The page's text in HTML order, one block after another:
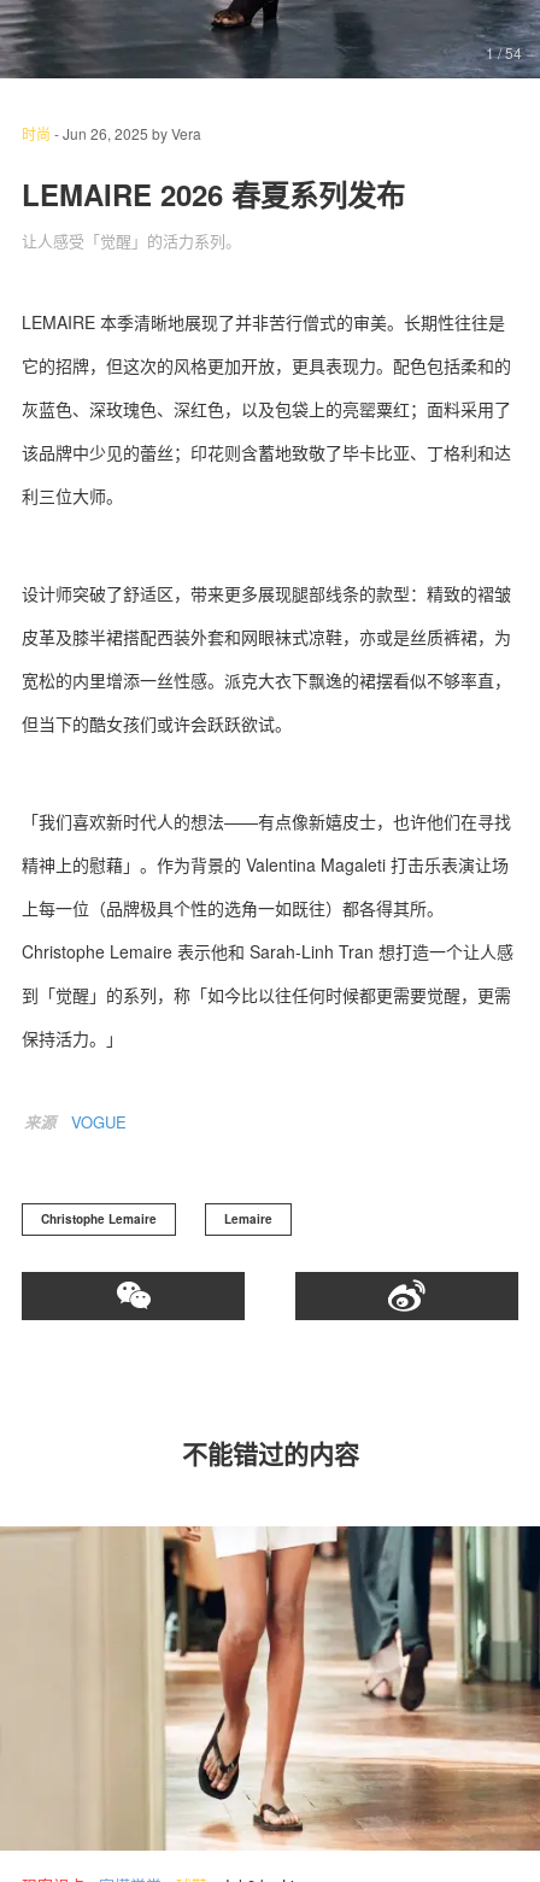
1/ 54
时尚 -Jun 26, 2025 byVera
LEMAIRE 2026 春夏系列发布
让人感受「觉醒」的活力系列。
LEMAIRE 本季清晰地展现了并非苦行僧式的审美。长期性往往是
它的招牌，但这次的风格更加开放，更具表现力。配色包括柔和的
灰蓝色、深玫瑰色、深红色，以及包袋上的亮罂粟红；面料采用了
该品牌中少见的蕾丝；印花则含蓄地致敬了毕卡比亚、丁格利和达
利三位大师。
设计师突破了舒适区，带来更多展现腿部线条的款型：精致的褶皱
皮革及膝半裙搭配西装外套和网眼袜式凉鞋，亦或是丝质裤裙，为
宽松的内里增添一丝性感。派克大衣下飘逸的裙摆看似不够率直，
但当下的酷女孩们或许会跃跃欲试。
「我们喜欢新时代人的想法——有点像新嬉皮士，也许他们在寻找
精神上的慰藉」。作为背景的 Valentina Magaleti 打击乐表演让场
上每一位（品牌极具个性的选角一如既往）都各得其所。
Christophe Lemaire 表示他和 Sarah-Linh Tran 想打造一个让人感
到「觉醒」的系列，称「如今比以往任何时候都更需要觉醒，更需
保持活力。」
来源 VOGUE
Christophe Lemaire Lemaire
不能错过的内容